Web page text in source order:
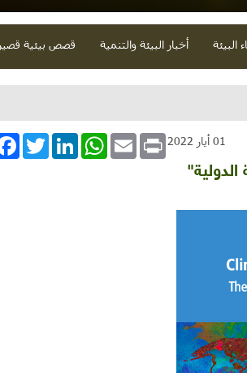
البيئة أخبار البيئة والتنمية قصص بيئية
TwitterLinkedInWhatsApp Email Print 01 أيار 2022